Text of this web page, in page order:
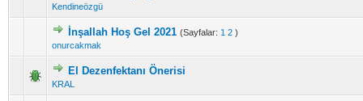
Kendineözgü
İnşallah Hoş Gel 2021 (Sayfalar: 1 2 )
onurcakmak
El Dezenfektanı Önerisi
KRAL